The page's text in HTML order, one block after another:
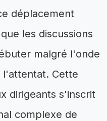
déplacement
les discussions
malgré l'onde
Cette
dirigeants s'inscrit
complexe de